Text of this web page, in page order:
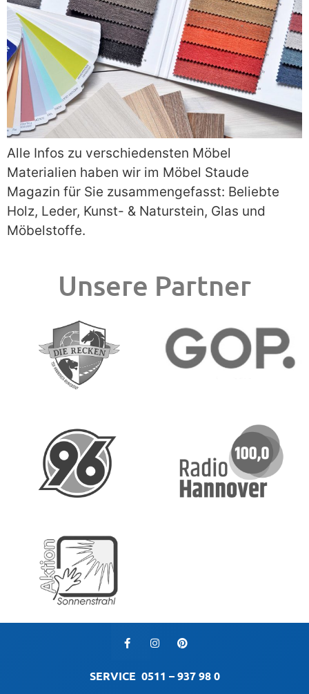
Alle Infos zu verschiedensten Möbel
Materialien haben wir im Möbel Staude
Magazin für Sie zusammengefasst: Beliebte
Holz, Leder, Kunst- & Naturstein, Glas und
Möbelstoffe.
Unsere Partner
SERVICE 0511 – 937 98 0